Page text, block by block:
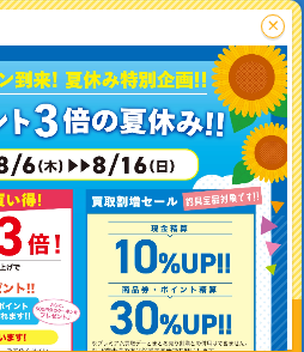
釣り情報を
投稿する
co.,ltd All Rights Reserved.
×